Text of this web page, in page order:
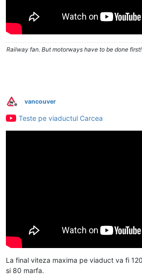
Railway fan. But motorways have to be done first!
Deconectat
vancouver
Teste pe viaductul Carcea
La final viteza maxima pe viaduct va fi
si 80 marfa.